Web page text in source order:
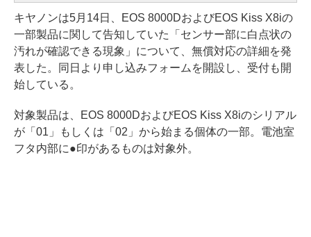
キヤノンは5月14日、EOS 8000DおよびEOS Kiss X8iの
一部製品に関して告知していた「センサー部に白点状の
汚れが確認できる現象」について、無償対応の詳細を発
表した。同日より申し込みフォームを開設し、受付も開
始している。
対象製品は、EOS 8000DおよびEOS Kiss X8iのシリアル
が「01」もしくは「02」から始まる個体の一部。電池室
フタ内部に●印があるものは対象外。